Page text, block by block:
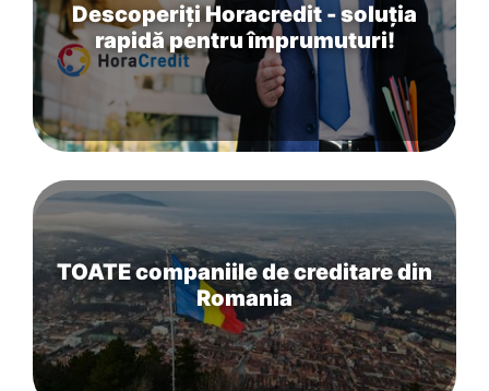
Descoperiți Horacredit - soluția
rapidă pentru împrumuturi!
TOATE companiile de creditare din
Romania